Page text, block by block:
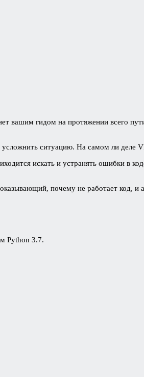
вашим гидом на протяжении всего
ситуацию. На самом ли деле
искать и устранять ошибки в
почему не работает код, и
Python 3.7.